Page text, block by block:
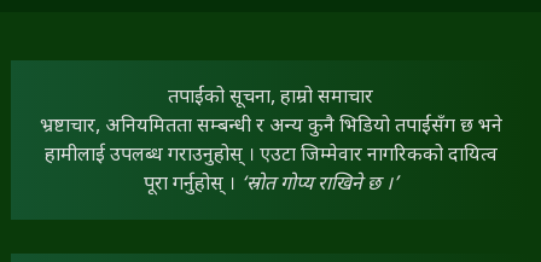
तपाईंको सूचना, हाम्रो समाचार
भ्रष्टाचार, अनियमितता सम्बन्धी र अन्य कुनै भिडियो तपाईंसँग छ भने
हामीलाई उपलब्ध गराउनुहोस् । एउटा जिम्मेवार नागरिकको दायित्व
पूरा गर्नुहोस् । ‘स्रोत गोप्य राखिने छ ।’